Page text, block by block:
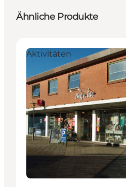
Ähnliche Produkte
Aktivitäten